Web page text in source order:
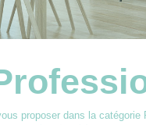
proposer dans la